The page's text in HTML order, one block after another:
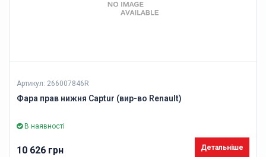
Артикул: 266007846R
Фара прав нижня Captur (вир-во Renault)
В наявності
10 626 грн Детальніше